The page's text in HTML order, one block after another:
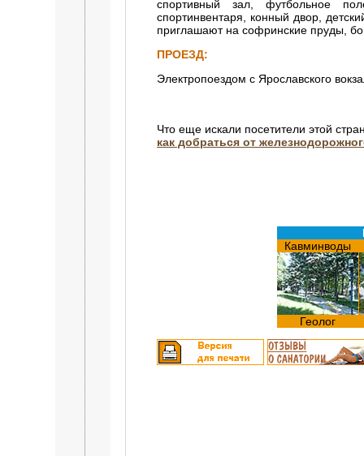
спортивный зал, футбольное
спортинвентаря, конный двор,
приглашают на софринские пруды,
ПРОЕЗД:
Электропоездом с Ярославского
Что еще искали посетители этой
как добраться от
Кавминводы
Геолог